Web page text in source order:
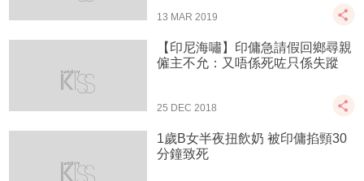
13 MAR 2019
【印尼海嘯】印傭急請假回鄉尋親
僱主不允：又唔係死咗只係失蹤
25 DEC 2018
1歲B女半夜扭飲奶 被印傭掐頸30
分鐘致死